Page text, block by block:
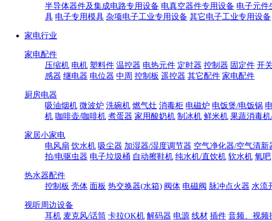
半导体器件及集成电路专用设备 电真空器件专用设备 电子元件
具 电子专用模具 杂项电子工业专用设备 其它电子工业专用设备
家电行业
家电配件
压缩机 电机 塑料件 温控器 电热元件 定时器 控制器 固定件 开关
感器 继电器 电位器 中周 控制板 遥控器 其它配件 家电配件
厨房电器
吸油烟机 微波炉 洗碗机 燃气灶 消毒柜 电磁炉 电饭煲/电饭锅
机 咖啡壶/咖啡机 煮蛋器 家用酸奶机 制冰机 鲜米机 果蔬消毒
家居小家电
电风扇 饮水机 吸尘器 加湿器/湿度调节器 空气净化器/空气清新
拍/电驱虫器 电子垃圾桶 自动擦鞋机 纯水机/直饮机 软水机 氧吧
热水器配件
控制板 壳体 面板 热交换器(水箱) 阀体 电磁阀 脉冲点火器 水流
视听周边设备
耳机 麦克风/话筒 卡拉OK机 解码器 电源 线材 插件 音频、视频